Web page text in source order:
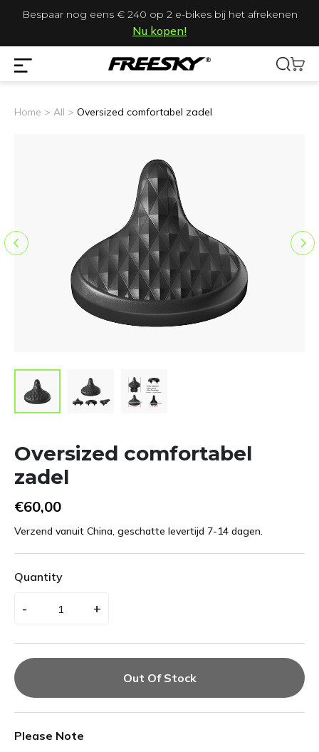
Bespaar nog eens € 240 op 2 e-bikes bij het afrekenen
Nu kopen!
Home > All > Oversized comfortabel zadel
Oversized comfortabel
zadel
€60,00
Verzend vanuit China, geschatte levertijd 7-14 dagen.
Quantity
- +
Out Of Stock
Please Note